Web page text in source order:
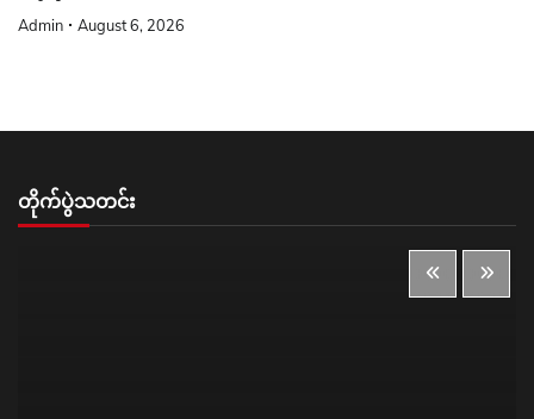
Admin August 6, 2026
တိုက်ပွဲသတင်း